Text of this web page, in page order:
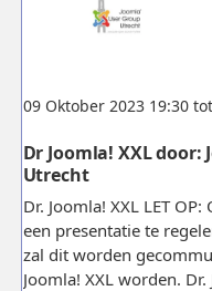
09 Oktober 2023 19:30
Dr Joomla! XXL
Utrecht
Dr. Joomla! XXL LET
een presentatie te
zal dit worden
Joomla! XXL worden. Dr.